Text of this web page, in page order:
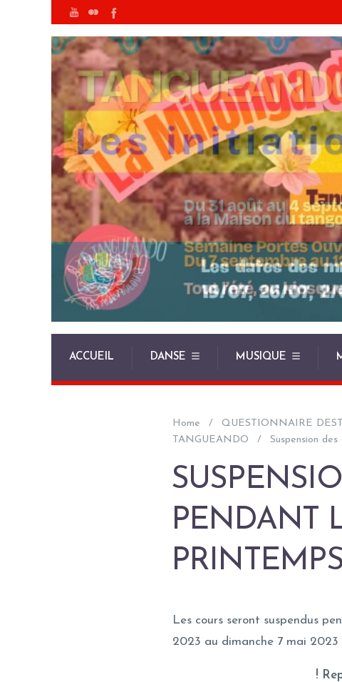
ACCUEIL DANSE MUSIQUE
Home
QUESTIONNAIRE
TANGUEANDO
Suspension
PENDANT
PRINTEMPS
Les cours seront suspendus
2023 au dimanche 7 mai 2023
!